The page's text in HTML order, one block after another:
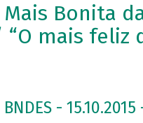
Mais Bonita
“O mais feliz
- 15.10.2015